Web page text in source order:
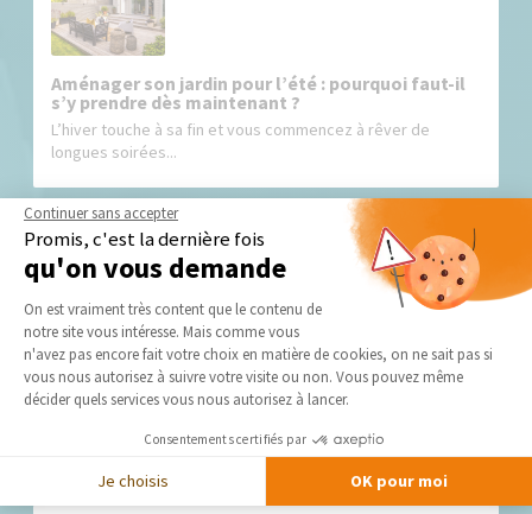
Aménager son jardin pour l’été : pourquoi faut-il
s’y prendre dès maintenant ?
L’hiver touche à sa fin et vous commencez à rêver de
longues soirées...
Créer une oasis dans son jardin
conjugue verdure, plan d’eau,...
Continuer sans accepter
Promis, c'est la dernière fois
qu'on vous demande
Plateforme de Gestion du
On est vraiment très content que le contenu de
notre site vous intéresse. Mais comme vous
n'avez pas encore fait votre choix en matière de cookies, on ne sait pas si
vous nous autorisez à suivre votre visite ou non. Vous pouvez même
décider quels services vous nous autorisez à lancer.
Consentements certifiés par
Je choisis OK pour moi
Axeptio consent